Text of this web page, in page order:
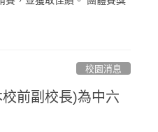
校園消息
前副校長)為中六